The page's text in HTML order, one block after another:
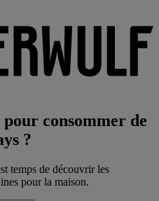
consommer de
?
temps de découvrir les
pour la maison.